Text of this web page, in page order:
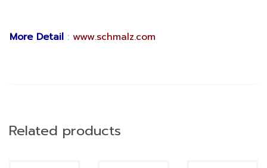
More Detail : www.schmalz.com
Related products